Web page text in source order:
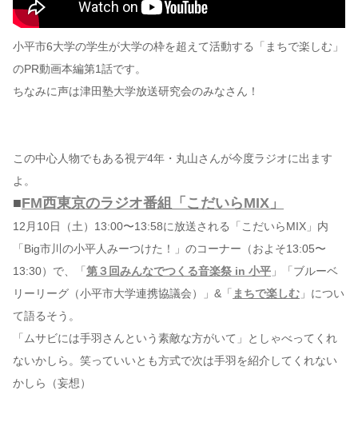
小平市6大学の学生が大学の枠を超えて活動する「まちで楽しむ」
のPR動画本編第1話です。
ちなみに声は津田塾大学放送研究会のみなさん！
この中心人物でもある視デ4年・丸山さんが今度ラジオに出ます
よ。
■FM西東京のラジオ番組「こだいらMIX」
12月10日（土）13:00〜13:58に放送される「こだいらMIX」内
「Big市川の小平人みーつけた！」のコーナー（およそ13:05〜
13:30）で、「 第３回みんなでつくる音楽祭 in 小平 」「ブルーベ
リーリーグ（小平市大学連携協議会）」&「 まちで楽しむ 」につい
て語るそう。
「ムサビには手羽さんという素敵な方がいて」としゃべってくれ
ないかしら。笑っていいとも方式で次は手羽を紹介してくれない
かしら（妄想）